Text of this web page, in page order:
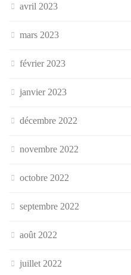
avril 2023
mars 2023
février 2023
janvier 2023
décembre 2022
novembre 2022
octobre 2022
septembre 2022
août 2022
juillet 2022